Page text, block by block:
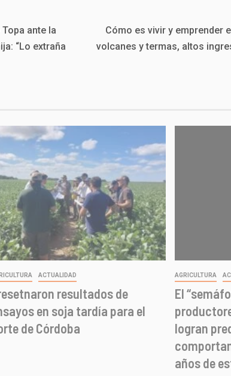
ante la
“Lo extraña
Cómo es vivir y emprender
volcanes y termas, altos
ACTUALIDAD
resultados de
en soja tardía para el
de Córdoba
AGRICULTURA
El
logran
años de